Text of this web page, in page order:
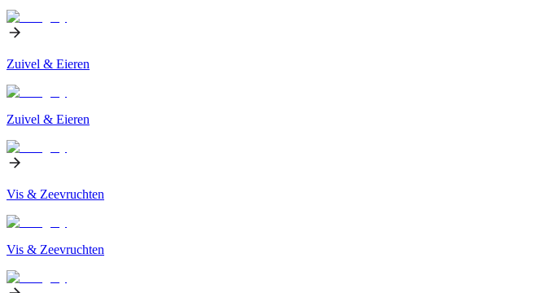
Zuivel & Eieren
Zuivel & Eieren
Vis & Zeevruchten
Vis & Zeevruchten